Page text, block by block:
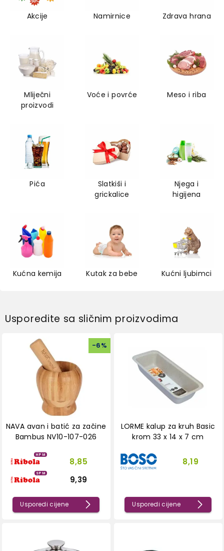
Akcije Namirnice Zdrava hrana
Mliječni
proizvodi
Voće i povrće Meso i riba
Pića
Slatkiši i
grickalice
Njega i
higijena
Kućna kemija Kutak za bebe Kućni ljubimci
Usporedite sa sličnim proizvodima
-6%
NAVA avan i batić za začine
Bambus NV10-107-026
HPM
8,85
SPM
9,39
Usporedi cijene
LORME kalup za kruh Basic
krom 33 x 14 x 7 cm
8,19
Usporedi cijene